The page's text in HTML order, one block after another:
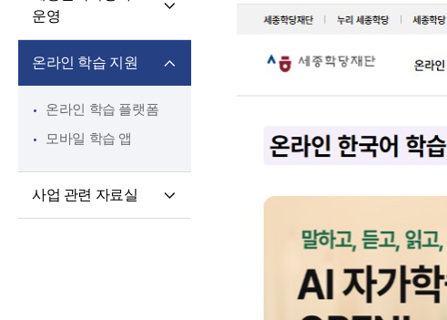
세종학당 문화인턴
운영
온라인 학습 지원
온라인 학습 플랫폼
모바일 학습 앱
사업 관련 자료실